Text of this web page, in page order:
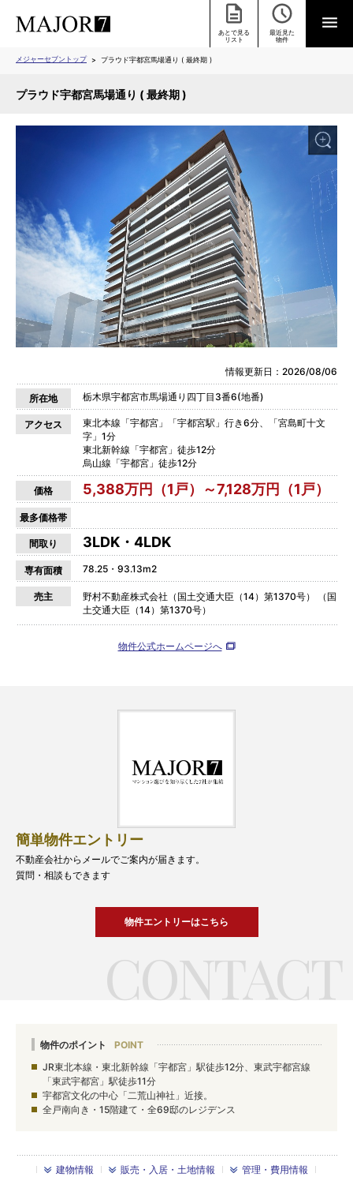
あとで見る
リスト
最近見た
物件
メジャーセブントップ プラウド宇都宮馬場通り ( 最終期 )
プラウド宇都宮馬場通り ( 最終期 )
情報更新日：2026/08/06
所在地 栃木県宇都宮市馬場通り四丁目3番6(地番)
アクセス
東北本線「宇都宮」「宇都宮駅」行き6分、「宮島町十文
字」1分
東北新幹線「宇都宮」徒歩12分
烏山線「宇都宮」徒歩12分
価格 5,388万円（1戸）～7,128万円（1戸）
最多価格帯
間取り 3LDK・4LDK
専有面積 78.25・93.13m2
売主
野村不動産株式会社（国土交通大臣（14）第1370号） （国
土交通大臣（14）第1370号）
物件公式ホームページへ
簡単物件エントリー
不動産会社からメールでご案内が届きます。
質問・相談もできます
物件エントリーはこちら
物件のポイント
JR東北本線・東北新幹線「宇都宮」駅徒歩12分、東武宇都宮線
「東武宇都宮」駅徒歩11分
宇都宮文化の中心「二荒山神社」近接。
全戸南向き・15階建て・全69邸のレジデンス
建物情報 販売・入居・土地情報
管理・費用情報